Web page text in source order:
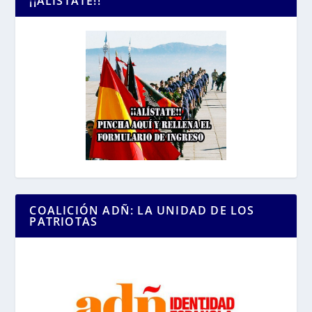
COALICIÓN ADÑ: LA UNIDAD DE LOS
PATRIOTAS